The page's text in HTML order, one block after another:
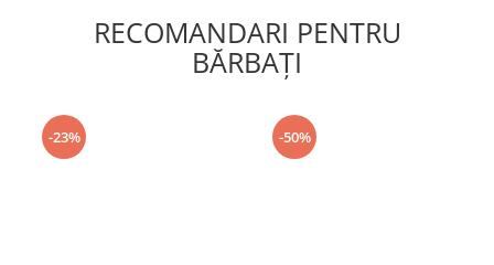
RECOMANDARI PENTRU
BĂRBAŢI
-23% -50%